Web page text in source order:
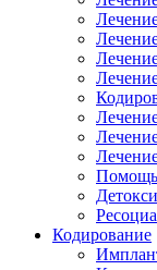
Помощь
Кодирование